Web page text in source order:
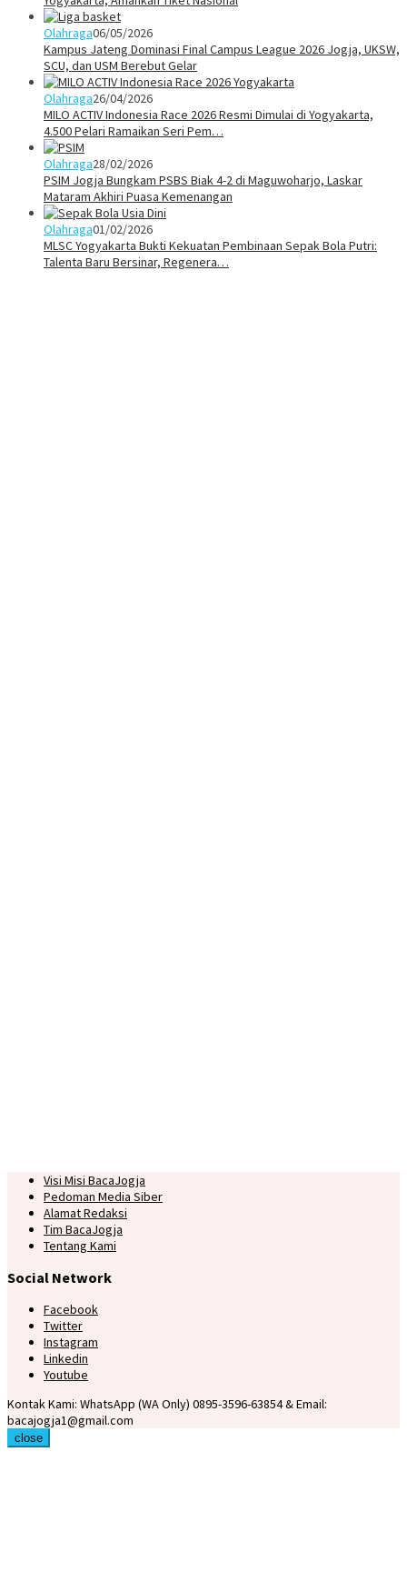
Olahraga06/05/2026
Kampus Jateng Dominasi Final Campus League 2026 Jogja, UKSW,
SCU, dan USM Berebut Gelar
Olahraga26/04/2026
MILO ACTIV Indonesia Race 2026 Resmi Dimulai di Yogyakarta,
4.500 Pelari Ramaikan Seri Pem…
Olahraga28/02/2026
PSIM Jogja Bungkam PSBS Biak 4-2 di Maguwoharjo, Laskar
Mataram Akhiri Puasa Kemenangan
Olahraga01/02/2026
MLSC Yogyakarta Bukti Kekuatan Pembinaan Sepak Bola Putri:
Talenta Baru Bersinar, Regenera…
Visi Misi BacaJogja
Pedoman Media Siber
Alamat Redaksi
Tim BacaJogja
Tentang Kami
Social Network
Facebook
Twitter
Instagram
Linkedin
Youtube
Kontak Kami: WhatsApp (WA Only) 0895-3596-63854 & Email:
bacajogja1@gmail.com
close